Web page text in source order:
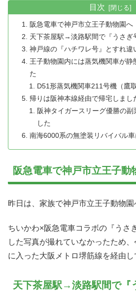
目次
阪急電車で神戸市立王子動物園へ
天下茶屋駅→淡路駅間で『うさぎ
神戸線の『ハチワレ号』とすれ違
王子動物園内には蒸気機関車が静
た
D51形蒸気機関車211号機（鷹取
帰りは阪神本線経由で帰宅しまし
阪神タイガースリーグ優勝の副
した
南海6000系の無塗装リバイバル
阪急電車で神戸市立王子動
昨日は、家族で神戸市立王子動物園
ちいかわ×阪急電車コラボの『うさ
した写真が撮れていなかったため
に入った大阪メトロ堺筋線を経由し
天下茶屋駅→淡路駅間で『